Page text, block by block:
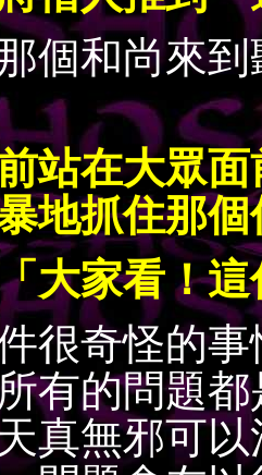
和尚來到
在大眾面
地抓住那個
家看！這
奇怪的事
有的問題
真無邪可